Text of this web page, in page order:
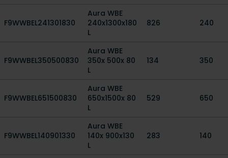
F9WWBEL241301830
Aura WBE
240x1300x180
L
826 240
F9WWBEL350500830
Aura WBE
350x 500x 80
L
134 350
F9WWBEL651500830
Aura WBE
650x1500x 80
L
529 650
F9WWBEL140901330
Aura WBE
140x 900x130
L
283 140